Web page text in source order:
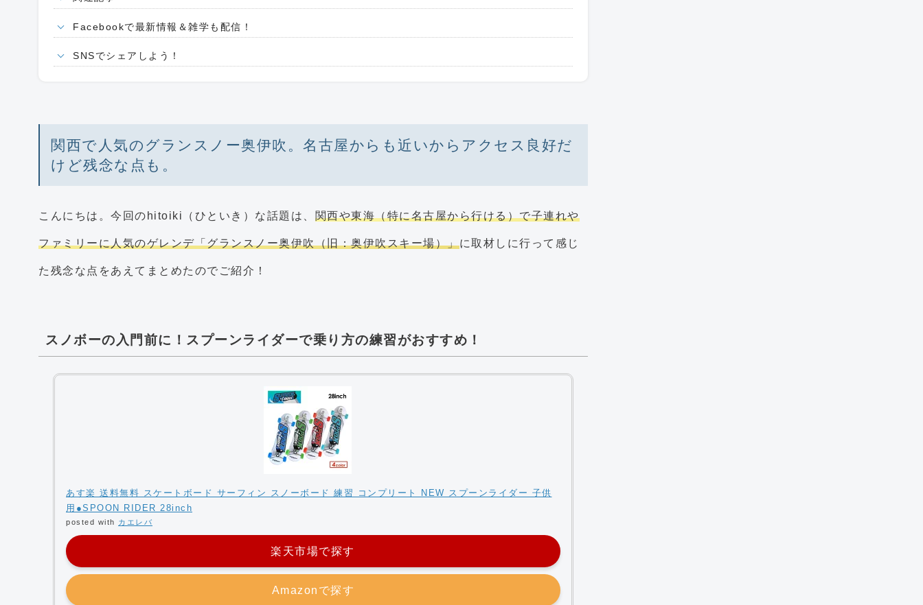
Facebookで最新情報＆雑学も配信！
SNSでシェアしよう！
関西で人気のグランスノー奥伊吹。名古屋からも近いからアクセス良好だ
けど残念な点も。
こんにちは。今回のhitoiki（ひといき）な話題は、 関西や東海（特に名古屋から行ける）で子連れや
ファミリーに人気のゲレンデ「グランスノー奥伊吹（旧：奥伊吹スキー場）」に取材しに行って感じ
た残念な点をあえてまとめたのでご紹介！
スノボーの入門前に！スプーンライダーで乗り方の練習がおすすめ！
あす楽 送料無料 スケートボード サーフィン スノーボード 練習 コンプリート NEW スプーンライダー 子供
用●SPOON RIDER 28inch
posted with カエレバ
楽天市場で探す
Amazonで探す